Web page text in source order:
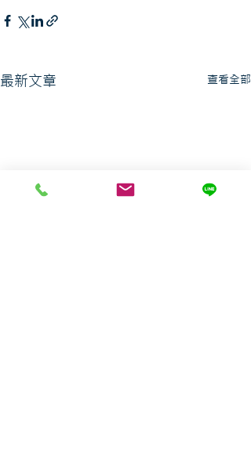
最新文章 查看全部